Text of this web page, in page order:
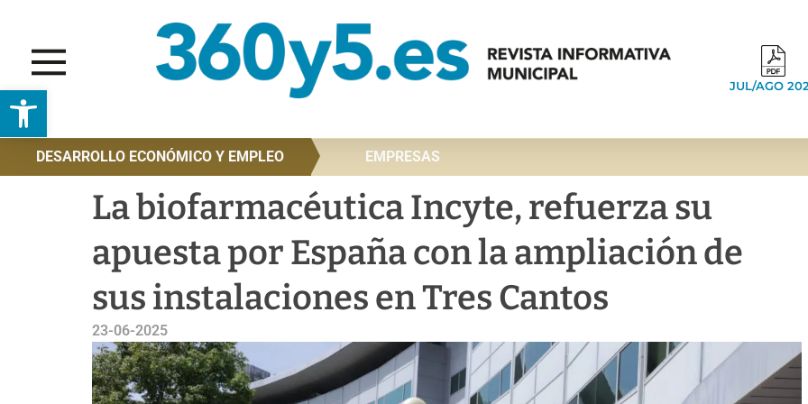
Abrir barra de herramientas JUL/AGO
DESARROLLO ECONÓMICO Y EMPLEO EMPRESAS
La biofarmacéutica Incyte, refuerza su
apuesta por España con la ampliación de
sus instalaciones en Tres Cantos
23-06-2025